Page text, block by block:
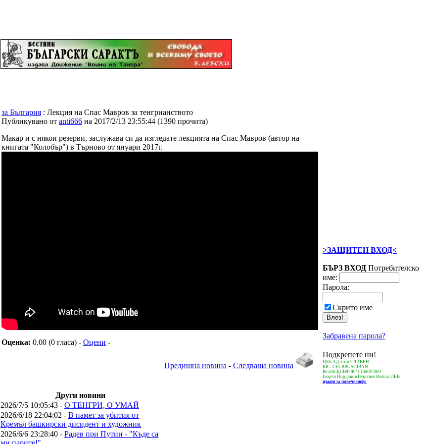
за България : Лекция на Спас Мавров за тенгрианството
Публикувано от anti666 на 2017/2/13 23:55:44 (1390 прочита)
Макар и с някои резерви, заслужава си да изгледате лекцията на Спас Мавров (автор на
книгата "Колобър") в Търново от януари 2017г.
Оценка: 0.00 (0 гласа) - Оцени -
Предишна новина - Следваща новина
Други новини
2026/7/5 10:05:43 - О ТЕНГРИ, О УМАЙ
2026/6/18 22:04:02 - В памет за убития от
Кремъл башкирски дисидент и художник
2026/6/6 23:28:40 - Радев при Путин - "Къде са
>ЗАЩИТЕН ВХОД<
БЪРЗ ВХОД Потребителско
име:
Парола:
Скрито име
Забравена парола?
Подкрепете ни!
ЦКБ АД-клон СЛИВЕН
BIC: CECBBGSF IBAN:
BG56CECB979010C6607000
Георги Йорданов Георгиев Валута:ЛЕВ
цъкни за повече инфо